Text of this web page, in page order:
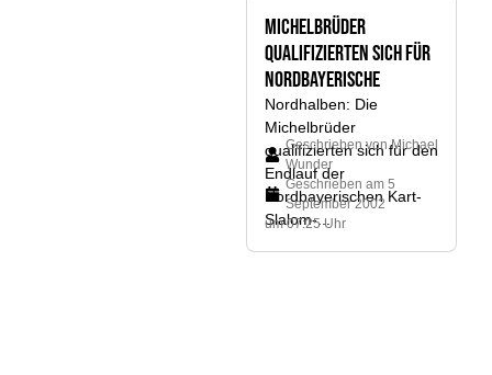
Michelbrüder
qualifizierten sich für
Nordbayerische
Nordhalben: Die
Michelbrüder
qualifizierten sich für den
Endlauf der
Nordbayerischen Kart-
Slalom-...
Geschrieben vonMichael
Wunder
Geschrieben am 5
September 2002
um 07:25 Uhr